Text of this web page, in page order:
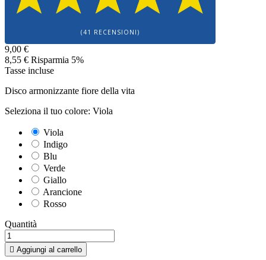
(41 RECENSIONI)
9,00 €
8,55 € Risparmia 5%
Tasse incluse
Disco armonizzante fiore della vita
Seleziona il tuo colore: Viola
Viola
Indigo
Blu
Verde
Giallo
Arancione
Rosso
Quantità
 Aggiungi al carrello